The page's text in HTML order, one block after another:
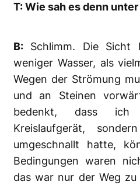
T: Wie sah es denn
B: Schlimm. Die
weniger Wasser, als
Wegen der Strömung
und an Steinen
bedenkt, dass
Kreislaufgerät,
umgeschnallt hatte,
Bedingungen waren
das war nur der Weg